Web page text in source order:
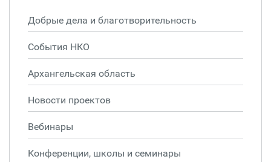
Добрые дела и благотворительность
События НКО
Архангельская область
Новости проектов
Вебинары
Конференции, школы и семинары